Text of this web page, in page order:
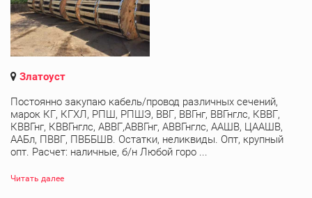
Златоуст
Постоянно закупаю кабель/провод различных сечений,
марок КГ, КГХЛ, РПШ, РПШЭ, ВВГ, ВВГнг, ВВГнглс, КВВГ,
КВВГнг, КВВГнглс, АВВГ,АВВГнг, АВВГнглс, ААШВ, ЦААШВ,
ААБл, ПВВГ, ПВББШВ. Остатки, неликвиды. Опт, крупный
опт. Расчет: наличные, б/н Любой горо ...
Читать далее